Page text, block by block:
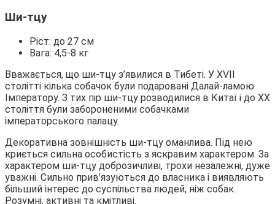
Ши-тцу
Ріст: до 27 см
Вага: 4,5-8 кг
Вважається, що ши-тцу з’явилися в Тибеті. У XVII
столітті кілька собачок були подаровані Далай-ламою
Імператору. З тих пір ши-тцу розводилися в Китаї і до XX
століття були забороненими собачками
імператорського палацу.
Декоративна зовнішність ши-тцу оманлива. Під нею
криється сильна особистість з яскравим характером. За
характером ши-тцу доброзичливі, трохи незалежні, дуже
уважні. Сильно прив’язуються до власника і виявляють
більший інтерес до суспільства людей, ніж собак.
Розумні, активні та кмітливі.